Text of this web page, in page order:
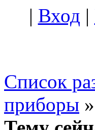
| Вход |
Список
приборы »